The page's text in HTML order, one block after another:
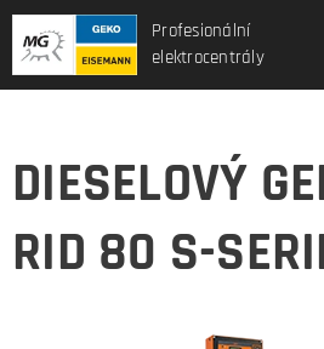
Profesionální
elektrocentrály
DIESELOVÝ
RID 80 S-